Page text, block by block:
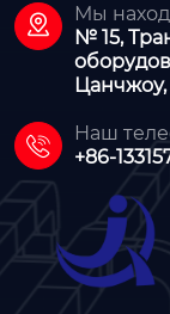

Мы
№ 15,

Наш
+86-